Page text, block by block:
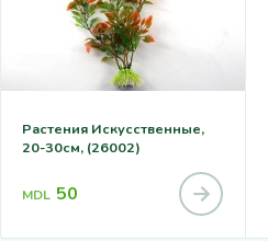
Растения Искусственные,
20-30см, (26002)
MDL 50